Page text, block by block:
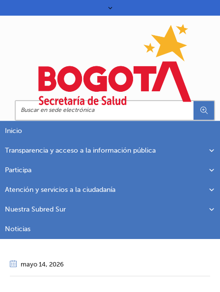
Inicio
Transparencia y acceso a la información pública
Participa
Atención y servicios a la ciudadanía
Nuestra Subred Sur
Noticias
mayo 14, 2026